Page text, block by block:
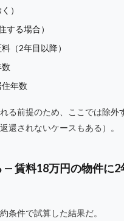
）
する場合）
（2年目以降）
年数
る前提のため、ここでは除外
還されないケースもある）。
— 賃料18万円の物件に2
条件で試算した結果だ。